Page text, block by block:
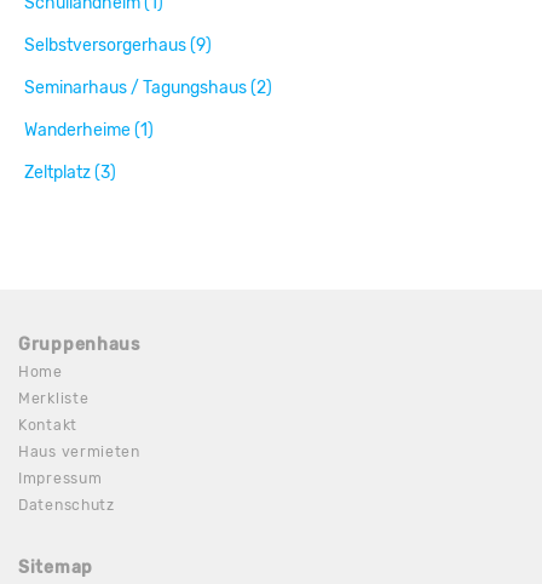
Selbstversorgerhaus (9)
Seminarhaus / Tagungshaus (2)
Wanderheime (1)
Zeltplatz (3)
Gruppenhaus
Home
Merkliste
Kontakt
Haus vermieten
Impressum
Datenschutz
Sitemap